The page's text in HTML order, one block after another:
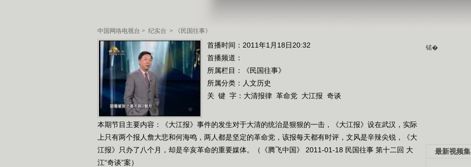
中国网络电视台 > 纪实台 > 《民国往事》
首播时间：2011年1月18日20:32
首播频道：
所属栏目：
《民国往事》
所属分类：人文历史
关 键 字： 大清报律 革命党 大江报 奇谈
本期节目主要内容：《大江报》事件的发生对于大清的统治是狠狠的一击，《大江报》设在武汉，实际
上只有两个报人詹大悲和何海鸣，两人都是坚定的革命党，该报每天都有时评，文风是辛辣尖锐，《大
江报》只办了八个月，却是辛亥革命的重要媒体。（《腾飞中国》 2011-01-18 民国往事 第十二回 大
江“奇谈”案）
锘�
最新视频集